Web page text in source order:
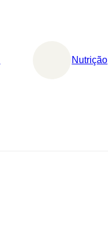
Nutrição